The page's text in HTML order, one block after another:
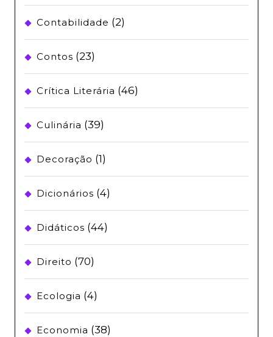
Contabilidade (2)
Contos (23)
Crítica Literária (46)
Culinária (39)
Decoração (1)
Dicionários (4)
Didáticos (44)
Direito (70)
Ecologia (4)
Economia (38)